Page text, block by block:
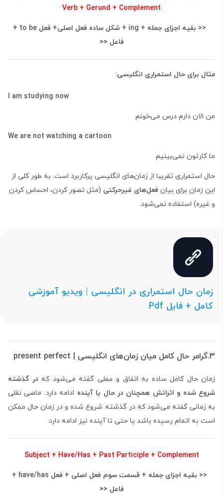
Verb + Gerund + Complement
<< بقیه اجزای جمله + ing + شکل ساده فعل اصلی+ فعل to be +
فاعل <<
مثال برای حال استمراری انگلیسی:
I am studying now
من الان دارم درس می‌خونم
We are not watching a cartoon
ما کارتون نمی‌بینیم
حال استمراری تقریبا از زمان‌های انگلیسی پرکاربرد است. به طور کلی از
این زمان برای بیان فعل‌های غیرحرکتی (مثل تصور کردن، احساس کردن
و غیره) استفاده نمی‌شود.
زمان حال استمراری در انگلیسی | ویدیو آموزشی
کامل + فایل Pdf
3.گرامر حال کامل میان زمان‌های انگلیسی | present perfect
زمان حال کامل ساده به اتفاق و عملی گفته می‌شود که در گذشته
شروع شده و اثراتش همچنان در حال یا آینده ادامه دارد. ماضی نقلی
به زمانی گفته می‌شود که در گذشته شروع شده و در زمان حال ممکن
است به اتمام رسیده باشد یا حتی تا آینده نیز ادامه دارد.
Subject + Have/Has + Past Participle + Complement
<< بقیه اجزای جمله + قسمت سوم فعل اصلی + فعل have/has +
فاعل <<